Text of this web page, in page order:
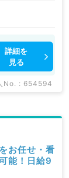
詳細を
見る
No. : 654594
お任せ・看
能！日給9